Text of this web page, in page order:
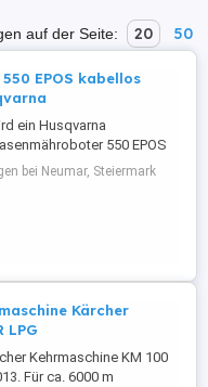
auf der Seite: 20 50
EPOS kabellos
ein Husqvarna
550 EPOS
Einsatz. Das voll
verfügt über die
Navigation mit
AppDrive und
...
bei Neumar, Steiermark
Kärcher
LPG
Kehrmaschine KM 100
Für ca. 6000 m